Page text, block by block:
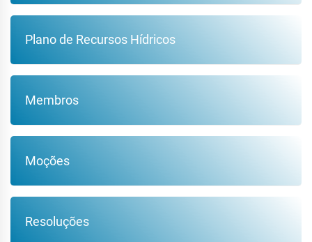
Plano de Recursos Hídricos
Membros
Moções
Resoluções